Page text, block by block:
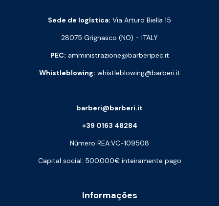
Sede de logística: Via Arturo Biella 15
28075 Grignasco (NO) - ITALY
PEC: amministrazione@barberipec.it
Whistleblowing: whistleblowing@barberi.it
Informações
barberi@barberi.it
+39 0163 48284
Número REA:VC-109508
Capital social: 500.000€ inteiramente pago